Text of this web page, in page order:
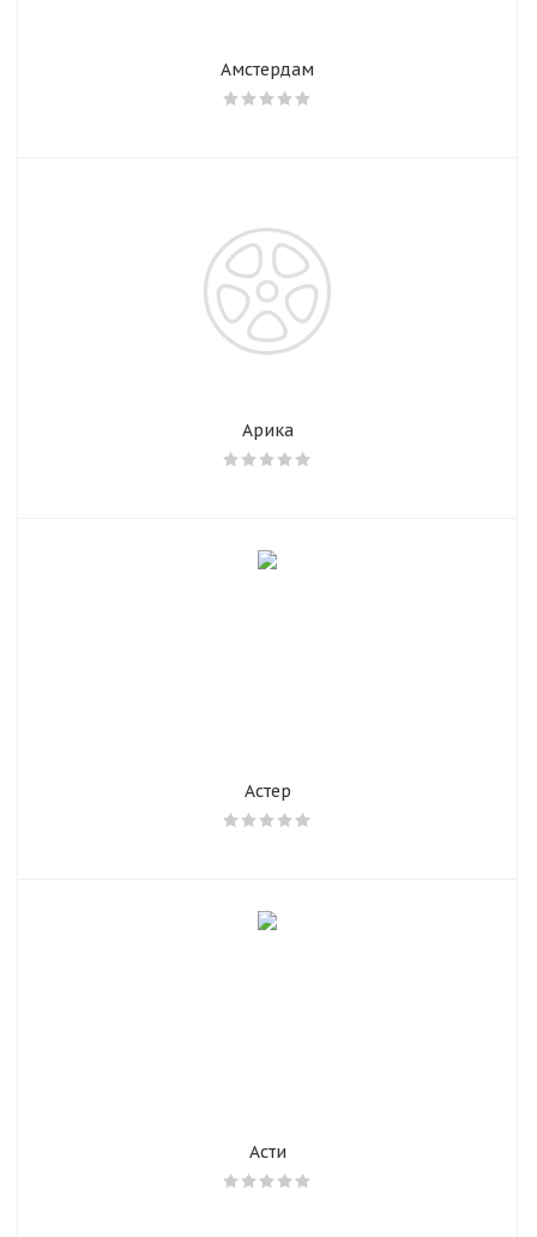
Амстердам
Арика
Астер
Асти